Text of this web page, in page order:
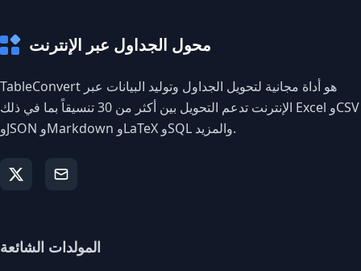
محول الجداول عبر الإنترنت
TableConvert هو أداة مجانية لتحويل الجداول وتوليد البيانات عبر
الإنترنت تدعم التحويل بين أكثر من 30 تنسيقاً بما في ذلك Excel وCSV
وJSON وMarkdown وLaTeX وSQL والمزيد.
المولدات الشائعة